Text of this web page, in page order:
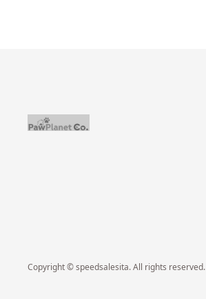
Copyright © speedsalesita. All rights reserved.